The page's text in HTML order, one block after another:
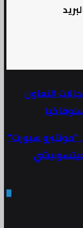
التعاون
"مونتيرو سبورت"
ميتسوبيشي